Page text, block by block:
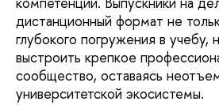
дистанционный формат не
глубокого погружения в учебу,
выстроить крепкое
сообщество, оставаясь
университетской экосистемы.